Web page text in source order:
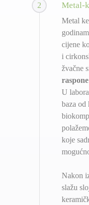
2 Metal-
Metal
cijene
i
žvačne
U
baza od
koje
Nakon
slažu